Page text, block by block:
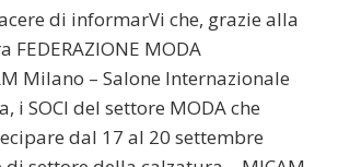
di informarVi che, grazie alla
MODA
Milano – Salone Internazionale
i SOCI del settore MODA che
dal 17 al 20 settembre